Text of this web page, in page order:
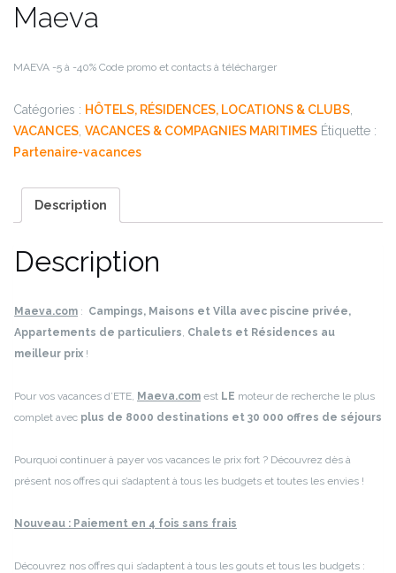
Maeva
MAEVA -5 à -40% Code promo et contacts à télécharger
Catégories : HÔTELS, RÉSIDENCES, LOCATIONS & CLUBS,
VACANCES, VACANCES & COMPAGNIES MARITIMES Étiquette :
Partenaire-vacances
Description
Description
Maeva.com : Campings, Maisons et Villa avec piscine privée,
Appartements de particuliers, Chalets et Résidences au
meilleur prix !
Pour vos vacances d’ETE, Maeva.com est LE moteur de recherche le plus
complet avec plus de 8000 destinations et 30 000 offres de séjours
Pourquoi continuer à payer vos vacances le prix fort ? Découvrez dès à
présent nos offres qui s’adaptent à tous les budgets et toutes les envies !
Nouveau : Paiement en 4 fois sans frais
Découvrez nos offres qui s’adaptent à tous les gouts et tous les budgets :